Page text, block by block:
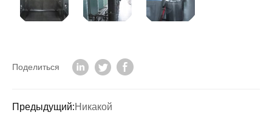
Поделиться
Предыдущий:Никакой